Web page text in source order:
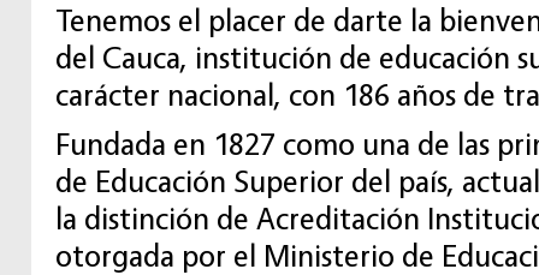
Tenemos el placer de darte la
del Cauca, institución de educación
carácter nacional, con 186 años de
Fundada en 1827 como una de las
de Educación Superior del país,
la distinción de Acreditación
otorgada por el Ministerio de